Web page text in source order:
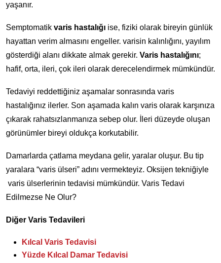
yaşanır.
Semptomatik varis hastalığı ise, fiziki olarak bireyin günlük
hayattan verim almasını engeller. varisin kalınlığını, yayılım
gösterdiği alanı dikkate almak gerekir. Varis hastalığını;
hafif, orta, ileri, çok ileri olarak derecelendirmek mümkündür.
Tedaviyi reddettiğiniz aşamalar sonrasında varis
hastalığınız ilerler. Son aşamada kalın varis olarak karşınıza
çıkarak rahatsızlanmanıza sebep olur. İleri düzeyde oluşan
görünümler bireyi oldukça korkutabilir.
Damarlarda çatlama meydana gelir, yaralar oluşur. Bu tip
yaralara “varis ülseri” adını vermekteyiz. Oksijen tekniğiyle
varis ülserlerinin tedavisi mümkündür. Varis Tedavi
Edilmezse Ne Olur?
Diğer Varis Tedavileri
Kılcal Varis Tedavisi
Yüzde Kılcal Damar Tedavisi